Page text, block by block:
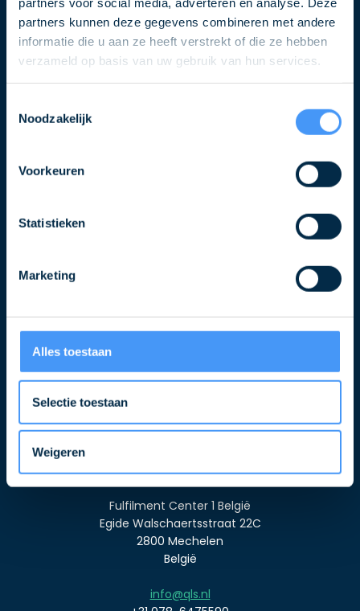
partners kunnen deze gegevens combineren met andere
informatie die u aan ze heeft verstrekt of die ze hebben
verzameld op basis van uw gebruik van hun services.
Noodzakelijk
Voorkeuren
Statistieken
Marketing
Alles toestaan
Selectie toestaan
Weigeren
Volg ons ook op
Over ons
Nieuws & Blogs
Veelgestelde vragen
Algemene voorwaarden
Contact
Fulfilment Center 1 België
Egide Walschaertsstraat 22C
2800 Mechelen
België
info@qls.nl